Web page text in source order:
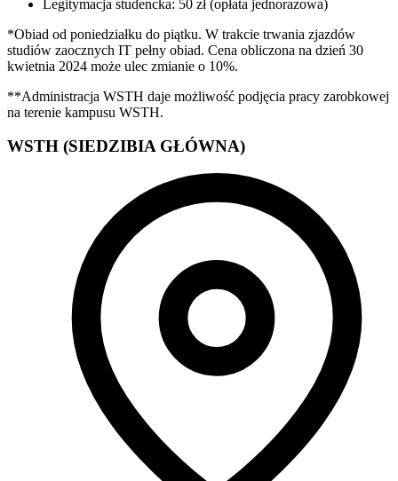
Legitymacja studencka: 50 zł (opłata jednorazowa)
*Obiad od poniedziałku do piątku. W trakcie trwania zjazdów
studiów zaocznych IT pełny obiad. Cena obliczona na dzień 30
kwietnia 2024 może ulec zmianie o 10%.
**Administracja WSTH daje możliwość podjęcia pracy zarobkowej
na terenie kampusu WSTH.
WSTH (SIEDZIBIA GŁÓWNA)